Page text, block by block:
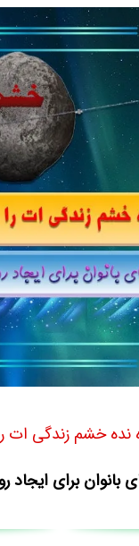
نده خشم زندگی ات
بانوان برای ایجاد